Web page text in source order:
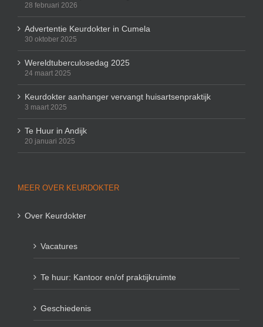
28 februari 2026
Advertentie Keurdokter in Cumela
30 oktober 2025
Wereldtuberculosedag 2025
24 maart 2025
Keurdokter aanhanger vervangt huisartsenpraktijk
3 maart 2025
Te Huur in Andijk
20 januari 2025
MEER OVER KEURDOKTER
Over Keurdokter
Vacatures
Te huur: Kantoor en/of praktijkruimte
Geschiedenis